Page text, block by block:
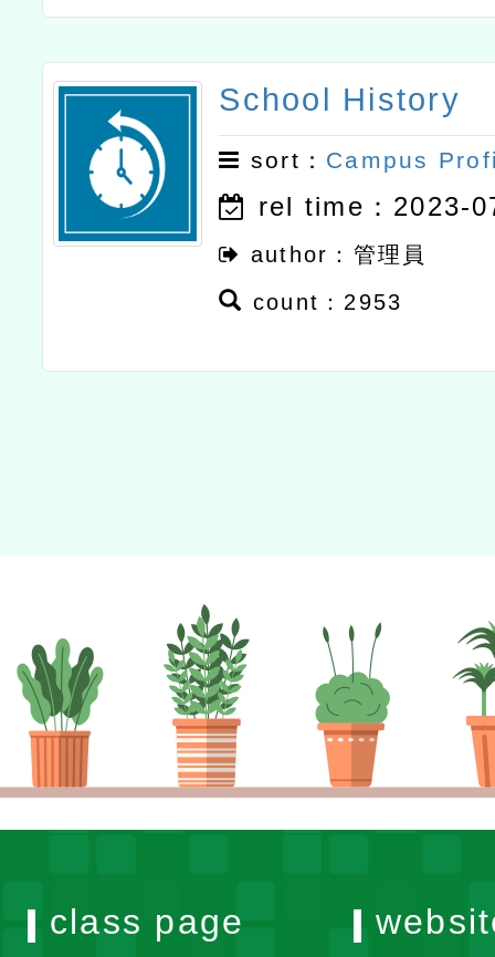
School History
sort： Campus
rel time：2023-
author：管理員
count：2953
class page